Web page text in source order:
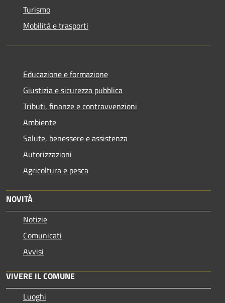
Turismo
Mobilità e trasporti
Educazione e formazione
Giustizia e sicurezza pubblica
Tributi, finanze e contravvenzioni
Ambiente
Salute, benessere e assistenza
Autorizzazioni
Agricoltura e pesca
NOVITÀ
Notizie
Comunicati
Avvisi
VIVERE IL COMUNE
Luoghi